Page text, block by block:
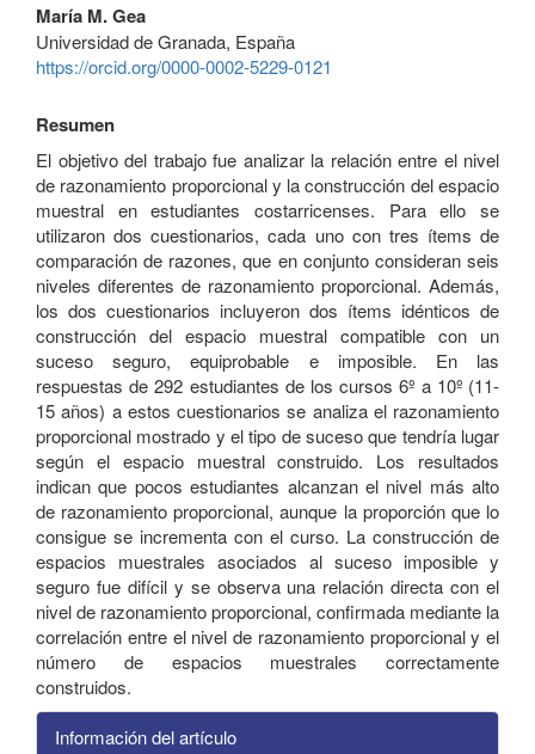
María M. Gea
Universidad de Granada, España
https://orcid.org/0000-0002-5229-0121
Resumen
El objetivo del trabajo fue analizar la relación entre el nivel
de razonamiento proporcional y la construcción del espacio
muestral en estudiantes costarricenses. Para ello se
utilizaron dos cuestionarios, cada uno con tres ítems de
comparación de razones, que en conjunto consideran seis
niveles diferentes de razonamiento proporcional. Además,
los dos cuestionarios incluyeron dos ítems idénticos de
construcción del espacio muestral compatible con un
suceso seguro, equiprobable e imposible. En las
respuestas de 292 estudiantes de los cursos 6º a 10º (11-
15 años) a estos cuestionarios se analiza el razonamiento
proporcional mostrado y el tipo de suceso que tendría lugar
según el espacio muestral construido. Los resultados
indican que pocos estudiantes alcanzan el nivel más alto
de razonamiento proporcional, aunque la proporción que lo
consigue se incrementa con el curso. La construcción de
espacios muestrales asociados al suceso imposible y
seguro fue difícil y se observa una relación directa con el
nivel de razonamiento proporcional, confirmada mediante la
correlación entre el nivel de razonamiento proporcional y el
número de espacios muestrales correctamente
construidos.
Información del artículo